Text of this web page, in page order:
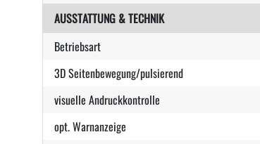
AUSSTATTUNG & TECHNIK
Betriebsart
3D Seitenbewegung/pulsierend
visuelle Andruckkontrolle
opt. Warnanzeige